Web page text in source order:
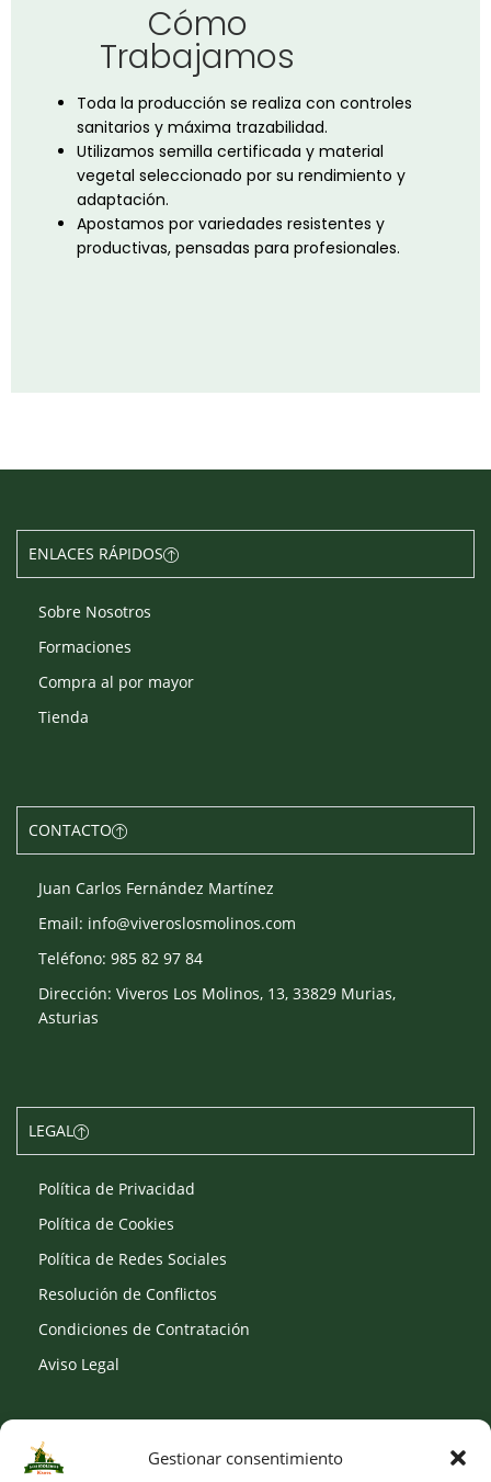
Gestionar consentimiento
Cómo
Trabajamos
Toda la producción se realiza con controles
sanitarios y máxima trazabilidad.
Utilizamos semilla certificada y material
vegetal seleccionado por su rendimiento y
adaptación.
Apostamos por variedades resistentes y
productivas, pensadas para profesionales.
ENLACES RÁPIDOS
Sobre Nosotros
Formaciones
Compra al por mayor
Tienda
CONTACTO
Juan Carlos Fernández Martínez
Email: info@viveroslosmolinos.com
Teléfono: 985 82 97 84
Dirección: Viveros Los Molinos, 13, 33829 Murias,
Asturias
LEGAL
Política de Privacidad
Política de Cookies
Política de Redes Sociales
Resolución de Conflictos
Condiciones de Contratación
Aviso Legal
SOCIAL